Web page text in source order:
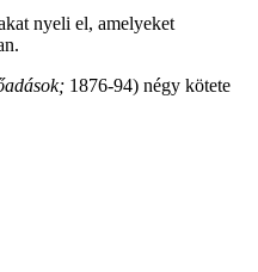
nyeli el, amelyeket
1876-94) négy kötete